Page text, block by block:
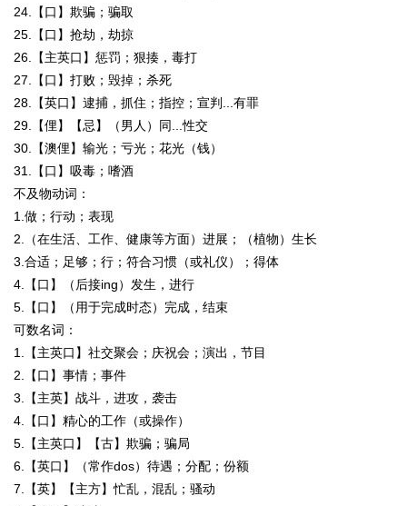
24.【口】欺骗；骗取
25.【口】抢劫，劫掠
26.【主英口】惩罚；狠揍，毒打
27.【口】打败；毁掉；杀死
28.【英口】逮捕，抓住；指控；宣判...有罪
29.【俚】【忌】（男人）同...性交
30.【澳俚】输光；亏光；花光（钱）
31.【口】吸毒；嗜酒
不及物动词：
1.做；行动；表现
2.（在生活、工作、健康等方面）进展；（植物）生长
3.合适；足够；行；符合习惯（或礼仪）；得体
4.【口】（后接ing）发生，进行
5.【口】（用于完成时态）完成，结束
可数名词：
1.【主英口】社交聚会；庆祝会；演出，节目
2.【口】事情；事件
3.【主英】战斗，进攻，袭击
4.【口】精心的工作（或操作）
5.【主英口】【古】欺骗；骗局
6.【英口】（常作dos）待遇；分配；份额
7.【英】【主方】忙乱，混乱；骚动